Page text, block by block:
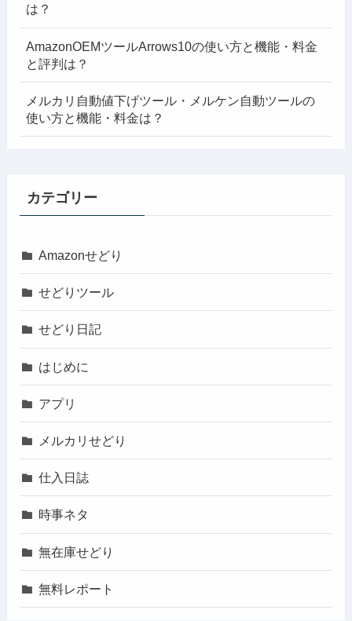
は？
AmazonOEMツールArrows10の使い方と機能・料金
と評判は？
メルカリ自動値下げツール・メルケン自動ツールの
使い方と機能・料金は？
カテゴリー
Amazonせどり
せどりツール
せどり日記
はじめに
アプリ
メルカリせどり
仕入日誌
時事ネタ
無在庫せどり
無料レポート